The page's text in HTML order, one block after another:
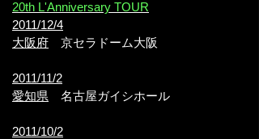
20th L'Anniversary TOUR
2011/12/4
大阪府 京セラドーム大阪
2011/11/2
愛知県 名古屋ガイシホール
2011/10/2